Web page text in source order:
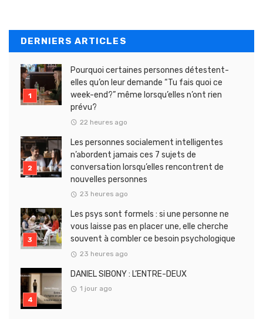
DERNIERS ARTICLES
Pourquoi certaines personnes détestent-
elles qu’on leur demande “Tu fais quoi ce
week-end?” même lorsqu’elles n’ont rien
prévu?
22 heures ago
Les personnes socialement intelligentes
n’abordent jamais ces 7 sujets de
conversation lorsqu’elles rencontrent de
nouvelles personnes
23 heures ago
Les psys sont formels : si une personne ne
vous laisse pas en placer une, elle cherche
souvent à combler ce besoin psychologique
23 heures ago
DANIEL SIBONY : L’ENTRE-DEUX
1 jour ago